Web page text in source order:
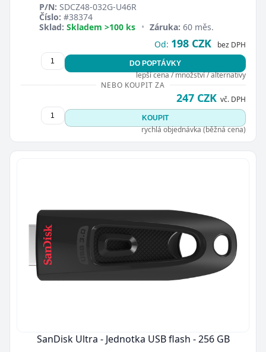
P/N: SDCZ48-032G-U46R
Číslo: #38374
Sklad: Skladem >100 ks • Záruka: 60 měs.
Od: 198 CZK bez DPH
DO POPTÁVKY
lepší cena / množství / alternativy
NEBO KOUPIT ZA
247 CZK vč. DPH
KOUPIT
rychlá objednávka (běžná cena)
SanDisk Ultra - Jednotka USB flash - 256 GB